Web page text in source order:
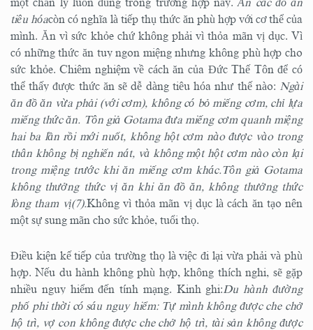
một chân lý luôn đúng trong trường hợp này.Ăn các đồ ăn
tiêu hóacòn có nghĩa là tiếp thụ thức ăn phù hợp với cơ thể của
mình. Ăn vì sức khỏe chứ không phải vì thỏa mãn vị dục. Vì
có những thức ăn tuy ngon miệng nhưng không phù hợp cho
sức khỏe. Chiêm nghiệm về cách ăn của Đức Thế Tôn để có
thể thấy được thức ăn sẽ dễ dàng tiêu hóa như thế nào: Ngài
ăn đồ ăn vừa phải (với cơm), không có bỏ miếng cơm, chỉ lựa
miếng thức ăn. Tôn giả Gotama đưa miếng cơm quanh miệng
hai ba lần rồi mới nuốt, không hột cơm nào được vào trong
thân không bị nghiến nát, và không một hột cơm nào còn lại
trong miệng trước khi ăn miếng cơm khác.Tôn giả Gotama
không thưởng thức vị ăn khi ăn đồ ăn, không thưởng thức
lòng tham vị(7).Không vì thỏa mãn vị dục là cách ăn tạo nên
một sự sung mãn cho sức khỏe, tuổi thọ.
Điều kiện kế tiếp của trường thọ là việc đi lại vừa phải và phù
hợp. Nếu du hành không phù hợp, không thích nghi, sẽ gặp
nhiều nguy hiểm đến tính mạng. Kinh ghi:Du hành đường
phố phi thời có sáu nguy hiểm: Tự mình không được che chở
hộ trì, vợ con không được che chở hộ trì, tài sản không được